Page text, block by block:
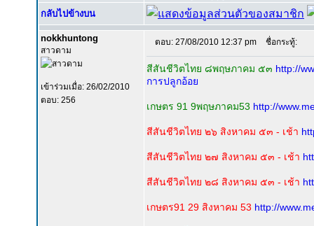
กลับไปข้างบน
nokkhuntong
สาวดาม
เข้าร่วมเมื่อ: 26/02/2010
ตอบ: 256
ตอบ: 27/08/2010 12:37 pm ชื่อกระทู้:
สีสันชีวิตไทย ๘พฤษภาคม ๕๓ http://
การปลูกอ้อย
เกษตร 91 9พฤษภาคม53 http://
สีสันชีวิตไทย ๒๖ สิงหาคม ๕๓ - เช้า
สีสันชีวิตไทย ๒๗ สิงหาคม ๕๓ - เช้า
สีสันชีวิตไทย ๒๘ สิงหาคม ๕๓ - เช้า
เกษตร91 29 สิงหาคม 53 http://